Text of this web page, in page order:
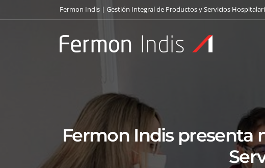
Fermon Indis | Gestión Integral de Productos y Servicios
Fermon Indis presenta